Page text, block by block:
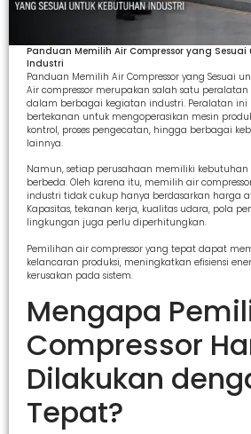
Panduan Memilih Air Compressor yang
Industri
Panduan Memilih Air Compressor yang Sesuai
Air compressor merupakan salah satu
dalam berbagai kegiatan industri. Peralatan ini
bertekanan untuk mengoperasikan mesin
kontrol, proses pengecatan, hingga berbagai
lainnya.
Namun, setiap perusahaan memiliki
berbeda. Oleh karena itu, memilih air
industri tidak cukup hanya berdasarkan harga
Kapasitas, tekanan kerja, kualitas udara, pola
lingkungan juga perlu diperhitungkan.
Pemilihan air compressor yang tepat dapat
kelancaran produksi, meningkatkan efisiensi
kerusakan pada sistem.
Mengapa
Compressor
Dilakukan
Tepat?